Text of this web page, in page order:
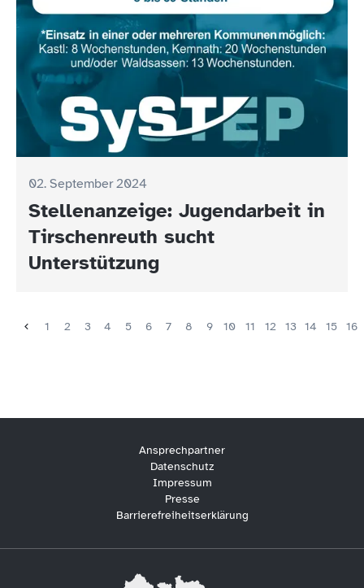
02. September 2024
Stellenanzeige: Jugendarbeit in
Tirschenreuth sucht
Unterstützung
1 2 3 4 5 6 7 8 9 10 11 12 13 14 15 16
Ansprechpartner
Datenschutz
Impressum
Presse
Barrierefreiheitserklärung